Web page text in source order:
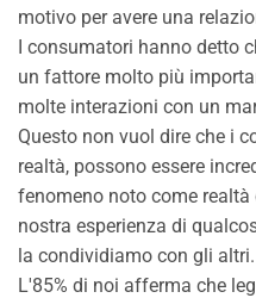
motivo per avere una
I consumatori hanno detto
un fattore molto più
molte interazioni con un
Questo non vuol dire che i
realtà, possono essere
fenomeno noto come
nostra esperienza di
la condividiamo con gli altri.
L'85% di noi afferma che